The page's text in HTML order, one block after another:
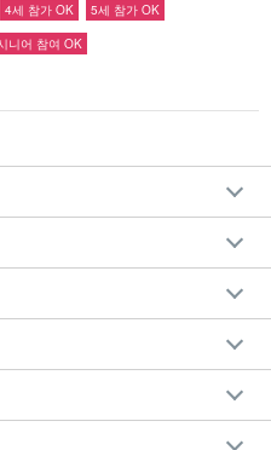
4세 참가 OK
5세 참가 OK
니어 참여 OK